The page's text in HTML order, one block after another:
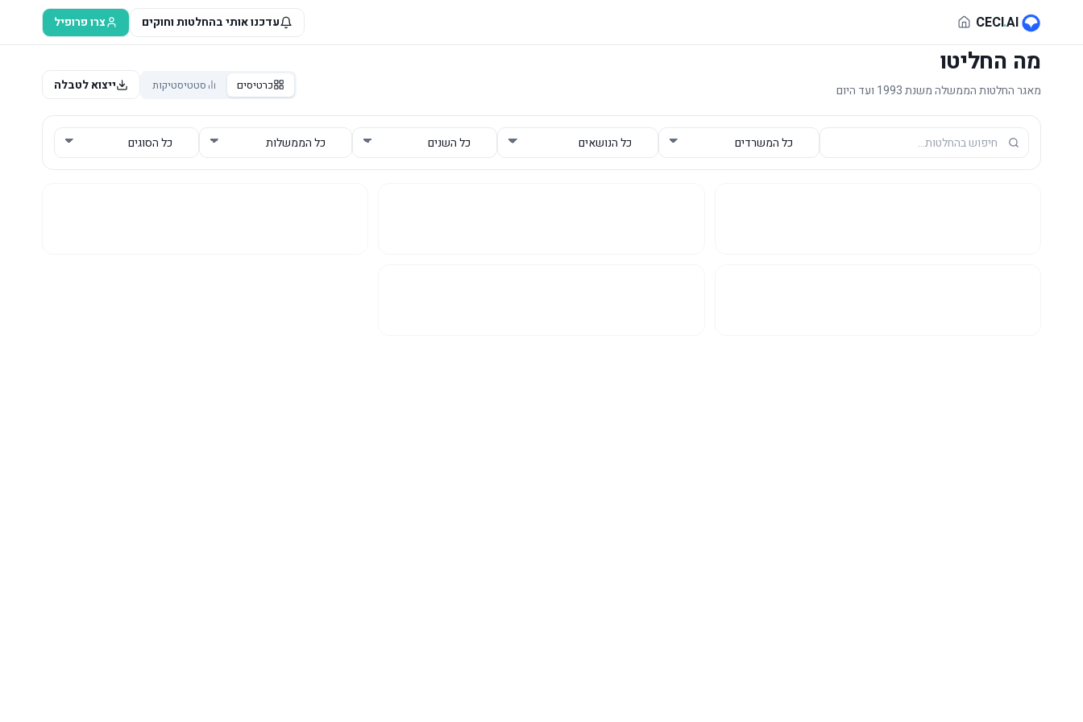
דלג לתוכן הראשי
CECI.AI עדכנו אותי בהחלטות וחוקים צרו פרופיל
מה החליטו
מאגר החלטות הממשלה משנת 1993 ועד היום כרטיסים סטטיסטיקות ייצוא לטבלה